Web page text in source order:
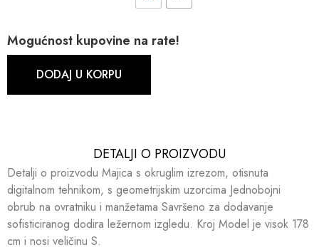
Mogućnost kupovine na rate!
DODAJ U KORPU
DETALJI O PROIZVODU​​
Detalji o proizvodu Majica s okruglim izrezom, otisnuta
digitalnom tehnikom, s geometrijskim uzorcima Jednobojni
obrub na ovratniku i manžetama Savršeno za dodavanje
sofisticiranog dodira ležernom izgledu. Kroj Model je visok 178
cm i nosi veličinu S.